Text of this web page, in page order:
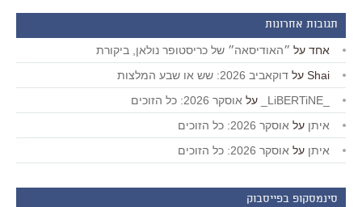
תגובות אחרונות
אחד על ״האודיסאה״ של כריסטופר נולאן, ביקורת
Shai על דוקאביב 2026: שש או שבע המלצות
על אוסקר 2026: כל הזוכים
איתן על אוסקר 2026: כל הזוכים
איתן על אוסקר 2026: כל הזוכים
סינמסקופ בפייסבוק